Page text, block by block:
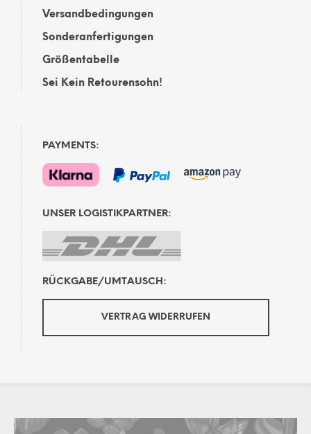
Versandbedingungen
Sonderanfertigungen
Größentabelle
Sei Kein Retourensohn!
PAYMENTS:
UNSER LOGISTIKPARTNER:
RÜCKGABE/UMTAUSCH:
VERTRAG WIDERRUFEN